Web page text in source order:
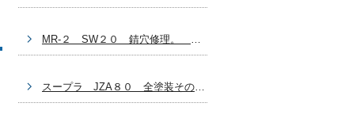
MR-２ SW２０ 錆穴修理。 ラリージャパン始まりましたね～。 豊田市 板金塗装
スープラ JZA８０ 全塗装その６ GX７１乗ろうかなぁ～(^_^) 豊田市 板金塗装